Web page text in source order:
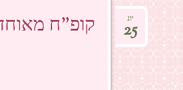
קופ"ח יונ
25